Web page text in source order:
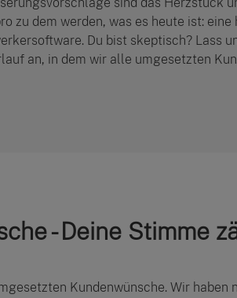
zu dem werden, was es heute ist:
Du bist skeptisch? Lass
an, in dem wir alle umgesetzten
- Deine Stimme
Kundenwünsche. Wir